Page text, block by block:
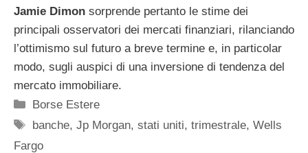
Jamie Dimon sorprende pertanto le stime dei
principali osservatori dei mercati finanziari, rilanciando
l’ottimismo sul futuro a breve termine e, in particolar
modo, sugli auspici di una inversione di tendenza del
mercato immobiliare.
Categorie
Borse Estere
Tag
banche,Jp Morgan,stati uniti,trimestrale,Wells
Fargo